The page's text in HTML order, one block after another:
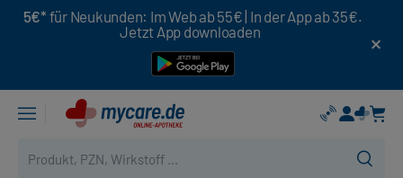
5€* für Neukunden: Im Web ab 55€ | In der App ab 35€.
Jetzt App downloaden